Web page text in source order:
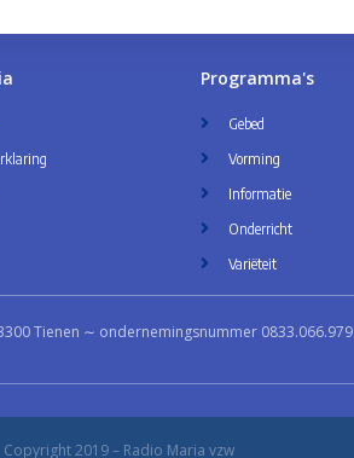
Programma's
Gebed
Vorming
Informatie
Onderricht
Variëteit
Tienen ∼ ondernemingsnummer 0833.066.979
Copyright 2019 – Radio Maria vzw